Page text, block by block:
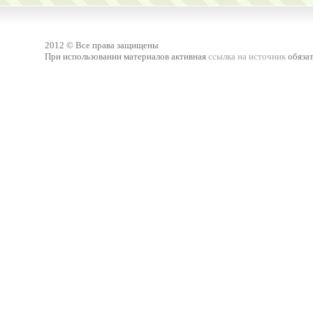
2012 © Все права защищены
При использовании материалов активная ссылка на источник